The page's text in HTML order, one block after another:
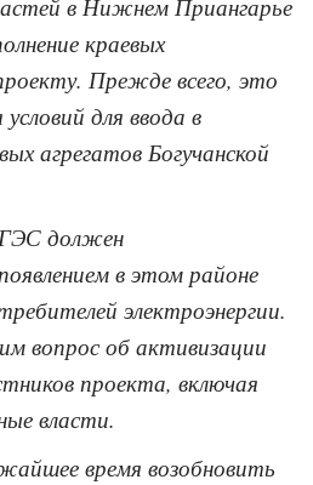
в Нижнем Приангарье
краевых
Прежде всего, это
для ввода в
агрегатов Богучанской
ГЭС должен
в этом районе
электроэнергии.
вопрос об активизации
проекта, включая
власти.
время возобновить